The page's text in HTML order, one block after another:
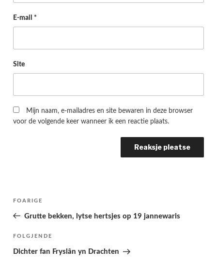
E-mail *
Site
Mijn naam, e-mailadres en site bewaren in deze browser
voor de volgende keer wanneer ik een reactie plaats.
Berichtnavigatie
Folgjende
pagina
FOARIGE
Grutte bekken, lytse hertsjes op 19 jannewaris
Folgjend
berjocht
FOLGJENDE
Dichter fan Fryslân yn Drachten